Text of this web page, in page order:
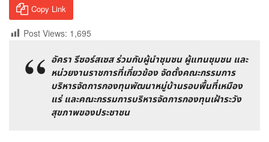
Copy Link
Post Views: 1,695
อัครา รีซอร์สเซส ร่วมกับผู้นำชุมชน ผู้แทนชุมชน และ
หน่วยงานราชการที่เกี่ยวข้อง จัดตั้งคณะกรรมการ
บริหารจัดการกองทุนพัฒนาหมู่บ้านรอบพื้นที่เหมือง
แร่ และคณะกรรมการบริหารจัดการกองทุนเฝ้าระวัง
สุขภาพของประชาชน